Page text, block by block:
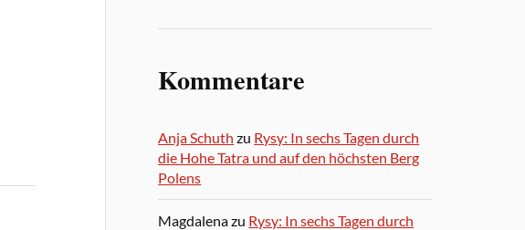
Kommentare
Anja Schuth zu Rysy: In sechs Tagen durch
die Hohe Tatra und auf den höchsten Berg
Polens
Magdalenazu Rysy: In sechs Tagen durch